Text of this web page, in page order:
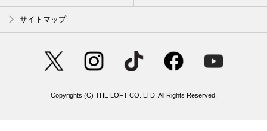
サイトマップ
Copyrights (C) THE LOFT CO.,LTD. All Rights Reserved.